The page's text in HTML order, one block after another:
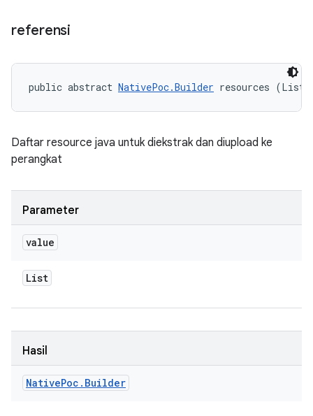
referensi
public abstract NativePoc.Builder resources
Daftar resource java untuk diekstrak dan diupload ke
perangkat
Parameter
value
List
Hasil
NativePoc . Builder